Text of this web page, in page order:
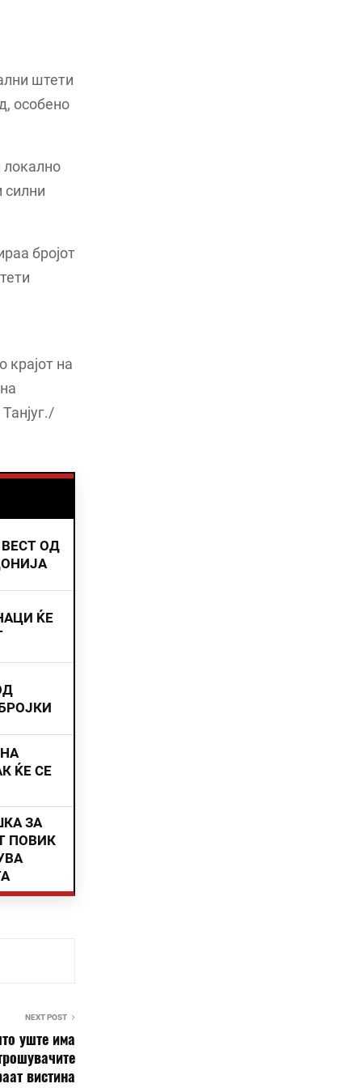
штети
особено
локално
силни
бројот
крајот на
ОД
ЌЕ
ЌЕ СЕ
ЗА
ПОВИК
NEXT POST
уште има
вистина